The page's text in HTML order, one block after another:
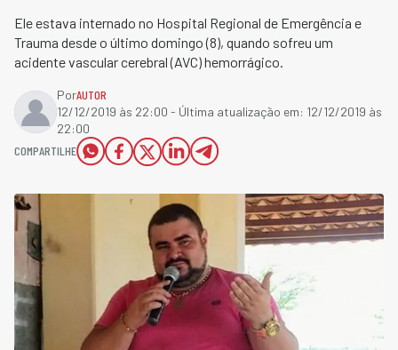
Ele estava internado no Hospital Regional de Emergência e
Trauma desde o último domingo (8), quando sofreu um
acidente vascular cerebral (AVC) hemorrágico.
PorAUTOR
12/12/2019 às 22:00 - Última atualização em: 12/12/2019 às
22:00
COMPARTILHE